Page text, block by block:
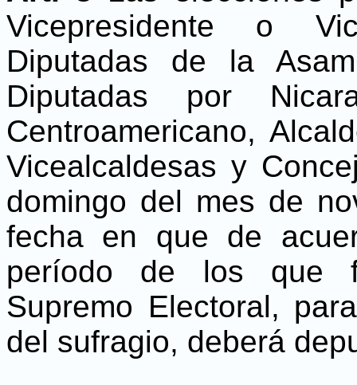
Vicepresidente o
Diputadas de la
Diputadas por
Centroamericano,
Vicealcaldesas y
domingo del mes de
fecha en que de
período de los que
Supremo Electoral,
del sufragio, deberá